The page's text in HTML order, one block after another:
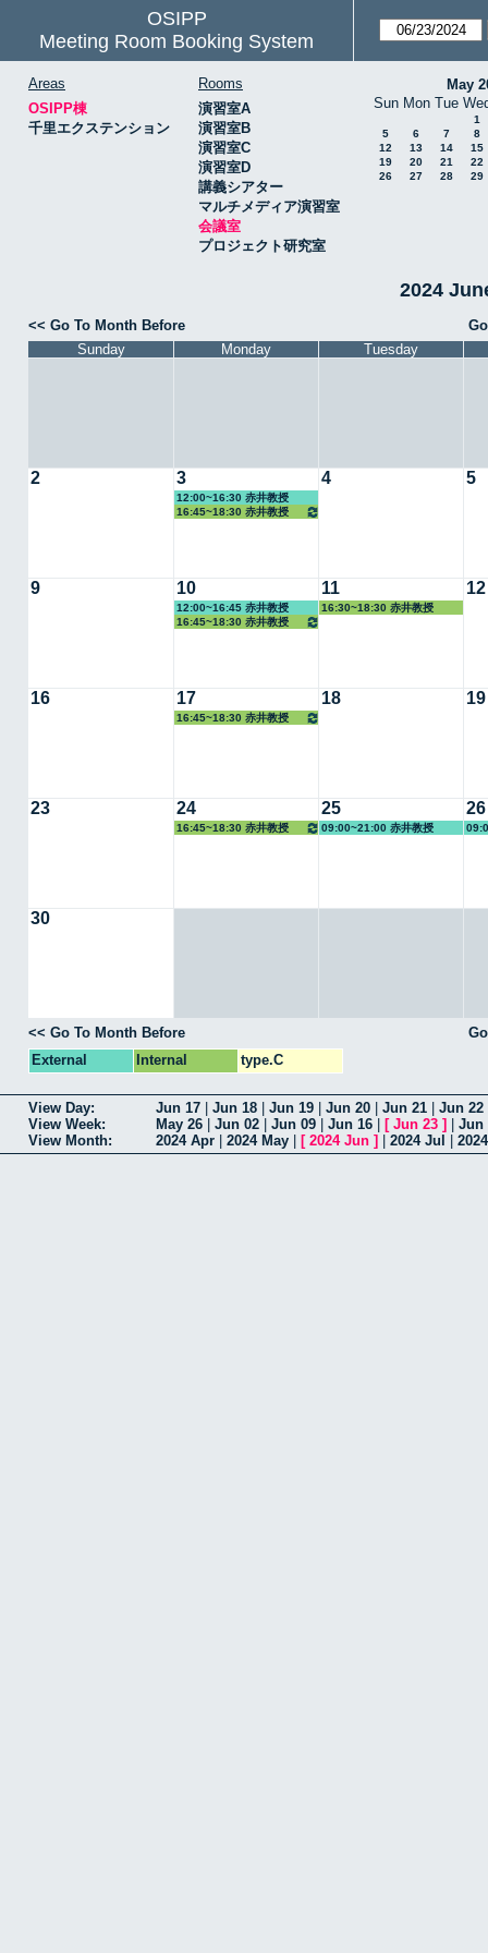
OSIPP
Meeting Room Booking System
Areas
OSIPP棟
千里エクステンション
Rooms
演習室A
演習室B
演習室C
演習室D
講義シアター
マルチメディア演習室
会議室
プロジェクト研究室
May
Sun Mon Tue
1
5
6 7
8
12
13 14
15
19
20 21
22
26
27 28 29
2024
<< Go To Month Before
Sunday
Monday Tuesday
2 3
12:00~16:30 赤井教授
16:45~18:30 赤井教授
4 5
9 10
12:00~16:45 赤井教授
16:45~18:30 赤井教授
11
16:30~18:30 赤井教授
12
16 17
16:45~18:30 赤井教授
18 19
23 24
16:45~18:30 赤井教授
25
09:00~21:00 赤井教授
26
30
<< Go To Month Before
External
Internal type.C
View Day: Jun 17 Jun 18 Jun 19 Jun 20 Jun 21 Jun 22
View Week:
May 26 Jun 02 Jun 09 Jun 16 [ Jun 23 ]
Jun
View Month:
2024 Apr 2024 May [ 2024 Jun ] 2024 Jul